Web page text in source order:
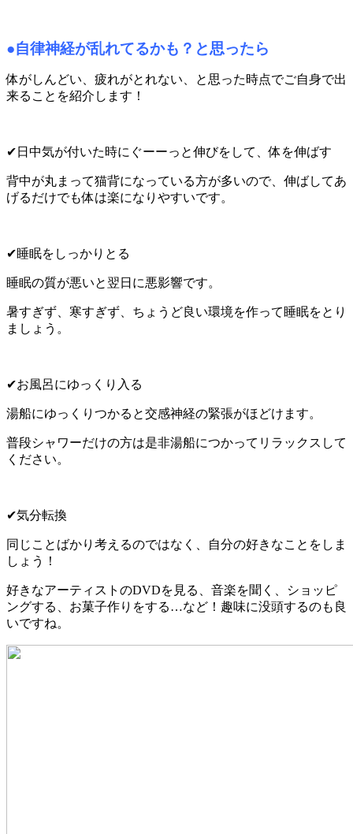
●自律神経が乱れてるかも？と思ったら
体がしんどい、疲れがとれない、と思った時点でご自身で出
来ることを紹介します！
✔日中気が付いた時にぐーーっと伸びをして、体を伸ばす
背中が丸まって猫背になっている方が多いので、伸ばしてあ
げるだけでも体は楽になりやすいです。
✔睡眠をしっかりとる
睡眠の質が悪いと翌日に悪影響です。
暑すぎず、寒すぎず、ちょうど良い環境を作って睡眠をとり
ましょう。
✔お風呂にゆっくり入る
湯船にゆっくりつかると交感神経の緊張がほどけます。
普段シャワーだけの方は是非湯船につかってリラックスして
ください。
✔気分転換
同じことばかり考えるのではなく、自分の好きなことをしま
しょう！
好きなアーティストのDVDを見る、音楽を聞く、ショッピ
ングする、お菓子作りをする…など！趣味に没頭するのも良
いですね。